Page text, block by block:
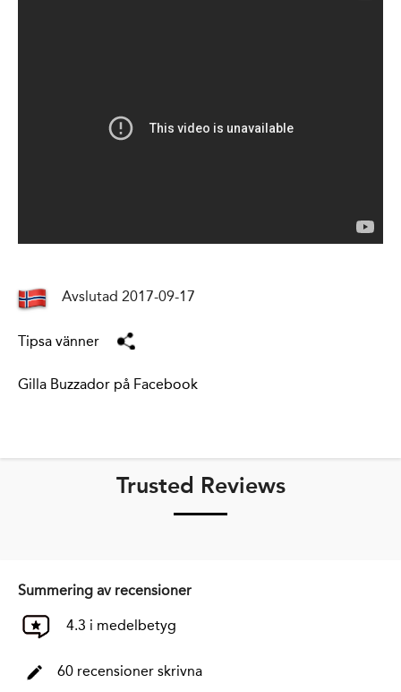
Avslutad 2017-09-17
Tipsa vänner
Gilla Buzzador på Facebook
Trusted Reviews
Summering av recensioner
4.3 i medelbetyg
60 recensioner skrivna